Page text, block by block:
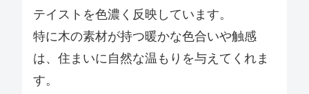
テイストを色濃く反映しています。
特に木の素材が持つ暖かな色合いや触感
は、住まいに自然な温もりを与えてくれま
す。